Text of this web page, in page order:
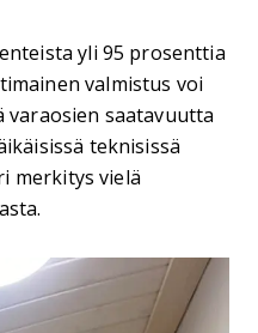
yli 95 prosenttia
valmistus voi
saatavuutta
teknisissä
merkitys vielä